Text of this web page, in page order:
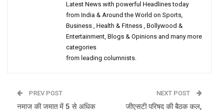
Latest News with powerful Headlines today
from India & Around the World on Sports,
Business , Health & Fitness , Bollywood &
Entertainment, Blogs & Opinions and many more
categories
from leading columnists.
PREV POST
नमाज की जमात में 5 से अधिक
NEXT POST
जीएसटी परिषद की बैठक कल,